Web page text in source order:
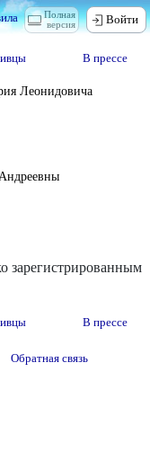
Полная
версия
Войти
В прессе
Леонидовича
зарегистрированным
В прессе
Обратная связь